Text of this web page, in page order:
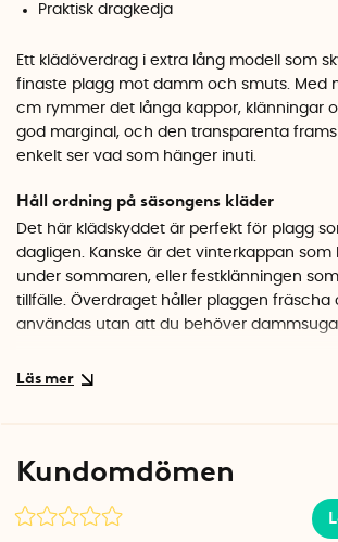
Praktisk dragkedja
Ett klädöverdrag i extra lång modell som
finaste plagg mot damm och smuts. Med
cm rymmer det långa kappor, klänningar
god marginal, och den transparenta
enkelt ser vad som hänger inuti.
Håll ordning på säsongens kläder
Det här klädskyddet är perfekt för plagg
dagligen. Kanske är det vinterkappan som
under sommaren, eller festklänningen
tillfälle. Överdraget håller plaggen fräscha
användas utan att du behöver
Smart design med genomtänkta detaljer
in och ta ut plagg. Överdraget är tillverkat i
Kundomdömen